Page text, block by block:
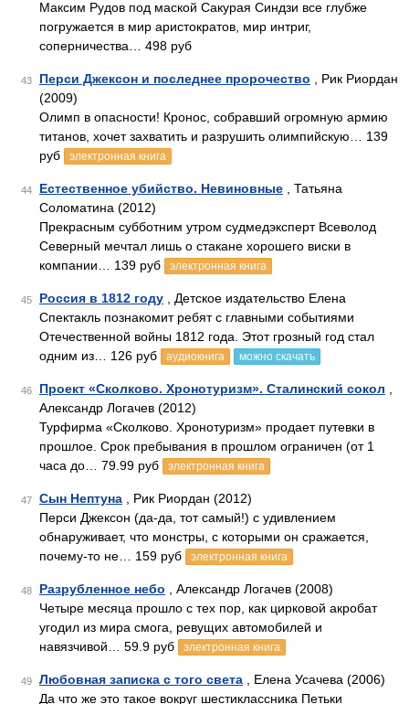
Максим Рудов под маской Сакурая Синдзи все глубже
погружается в мир аристократов, мир интриг,
соперничества… 498 руб
43 Перси Джексон и последнее пророчество , Рик Риордан
(2009)
Олимп в опасности! Кронос, собравший огромную армию
титанов, хочет захватить и разрушить олимпийскую… 139
руб
электронная книга
44 Естественное убийство. Невиновные , Татьяна
Соломатина (2012)
Прекрасным субботним утром судмедэксперт Всеволод
Северный мечтал лишь о стакане хорошего виски в
компании… 139 руб
электронная книга
45 Россия в 1812 году , Детское издательство Елена
Спектакль познакомит ребят с главными событиями
Отечественной войны 1812 года. Этот грозный год стал
одним из… 126 руб
аудиокнига можно скачать
46 Проект «Сколково. Хронотуризм». Сталинский сокол
Александр Логачев (2012)
Турфирма «Сколково. Хронотуризм» продает путевки в
прошлое. Срок пребывания в прошлом ограничен (от 1
часа до… 79.99 руб
электронная книга
47 Сын Нептуна , Рик Риордан (2012)
Перси Джексон (да-да, тот самый!) с удивлением
обнаруживает, что монстры, с которыми он сражается,
почему-то не… 159 руб
электронная книга
48 Разрубленное небо , Александр Логачев (2008)
Четыре месяца прошло с тех пор, как цирковой акробат
угодил из мира смога, ревущих автомобилей и
навязчивой… 59.9 руб
электронная книга
49 Любовная записка с того света , Елена Усачева (2006)
Да что же это такое вокруг шестиклассника Петьки